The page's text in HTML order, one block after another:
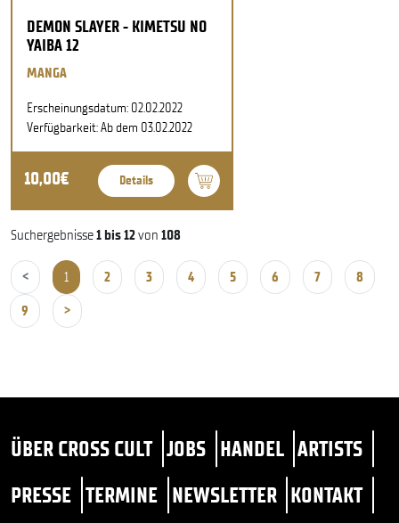
DEMON SLAYER - KIMETSU NO
YAIBA 12
MANGA
Erscheinungsdatum: 02.02.2022
Verfügbarkeit: Ab dem 03.02.2022
10,00€ Details
Suchergebnisse1 bis 12von 108
< 1 2 3 4 5 6 7
8
9
>
ÜBER CROSS CULT JOBS HANDEL ARTISTS
PRESSE TERMINE NEWSLETTER KONTAKT